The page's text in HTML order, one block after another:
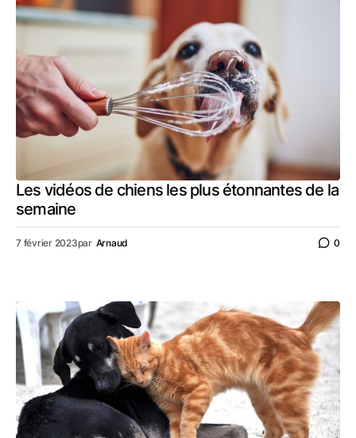
Les vidéos de chiens les plus étonnantes de la
semaine
7 février 2023par Arnaud 0